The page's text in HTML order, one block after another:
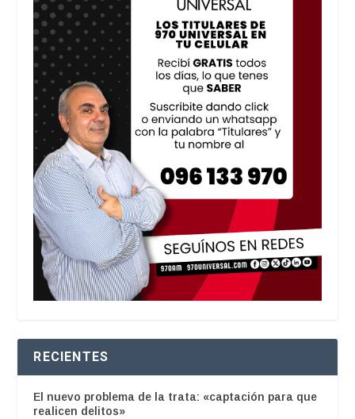
RECIENTES
El nuevo problema de la trata: «captación para que
realicen delitos»